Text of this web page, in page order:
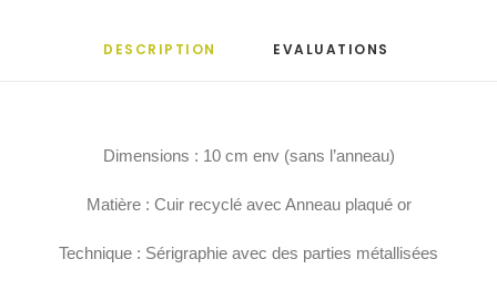
DESCRIPTION EVALUATIONS
Dimensions : 10 cm env (sans l’anneau)
Matière : Cuir recyclé avec Anneau plaqué or
Technique : Sérigraphie avec des parties métallisées